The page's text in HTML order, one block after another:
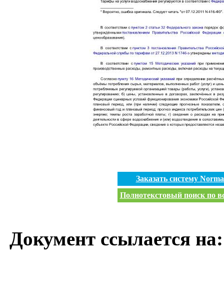
Заказать систему
Полнотекстовый поиск по
Документ ссылается на: